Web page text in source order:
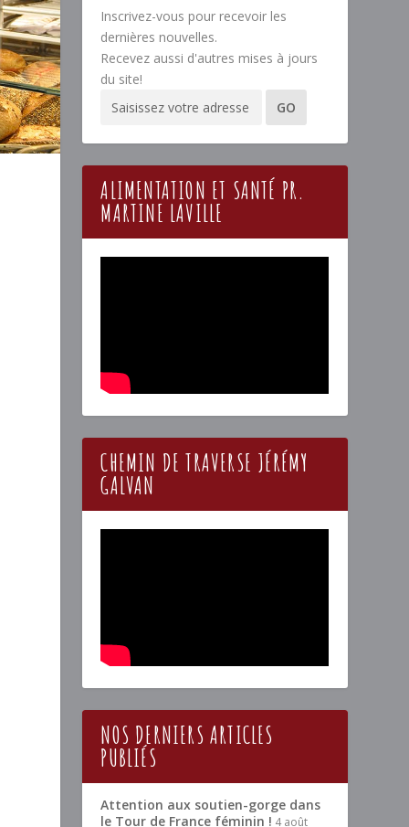
Inscrivez-vous pour recevoir les
dernières nouvelles.
Recevez aussi d'autres mises à jours
du site!
ALIMENTATION ET SANTÉ PR.
MARTINE LAVILLE
CHEMIN DE TRAVERSE JÉRÉMY
GALVAN
NOS DERNIERS ARTICLES
PUBLIÉS
Attention aux soutien-gorge dans
le Tour de France féminin ! 4 août